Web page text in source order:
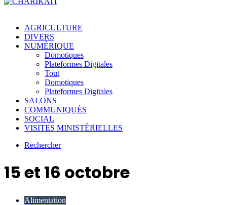
AGRICULTURE
DIVERS
NUMÉRIQUE
Domotiques
Plateformes Digitales
Tout
Domotiques
Plateformes Digitales
SALONS
COMMUNIQUÉS
SOCIAL
VISITES MINISTÉRIELLES
Rechercher
15 et 16 octobre
Alimentation